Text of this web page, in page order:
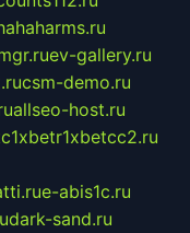
ev-gallery.ru
csm-demo.ru
allseo-host.ru
e-abis1c.ru
dark-sand.ru